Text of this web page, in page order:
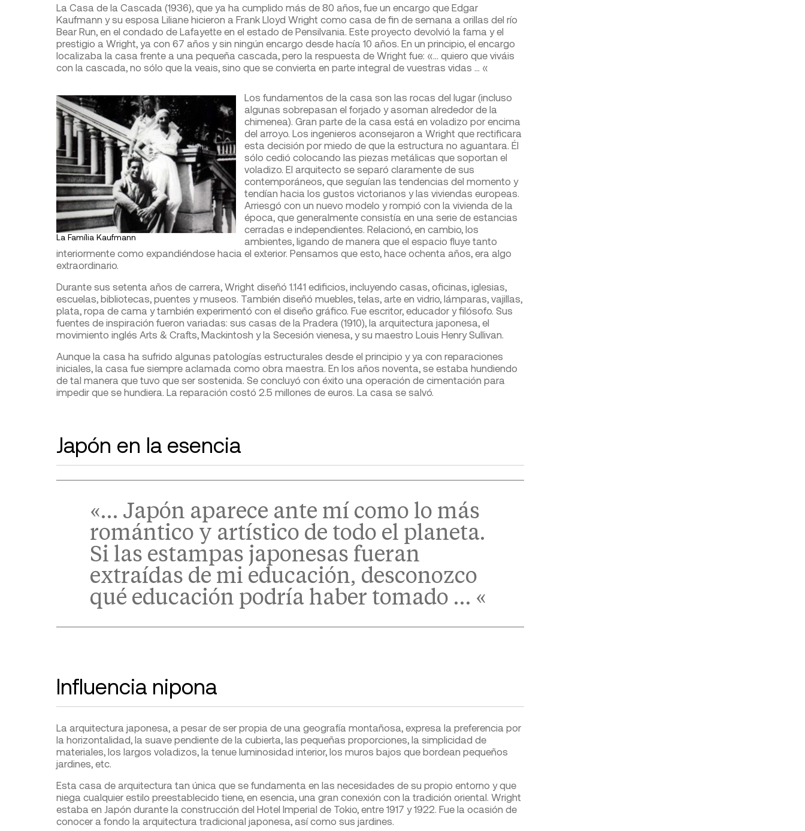
La Casa de la Cascada (1936), que ya ha cumplido más de 80 años, fue un encargo que Edgar
Kaufmann y su esposa Liliane hicieron a Frank Lloyd Wright como casa de fin de semana a orillas del río
Bear Run, en el condado de Lafayette en el estado de Pensilvania. Este proyecto devolvió la fama y el
prestigio a Wright, ya con 67 años y sin ningún encargo desde hacía 10 años. En un principio, el encargo
localizaba la casa frente a una pequeña cascada, pero la respuesta de Wright fue: «… quiero que viváis
con la cascada, no sólo que la veais, sino que se convierta en parte integral de vuestras vidas … «
La Família Kaufmann
Los fundamentos de la casa son las rocas del lugar (incluso
algunas sobrepasan el forjado y asoman alrededor de la
chimenea). Gran parte de la casa está en voladizo por encima
del arroyo. Los ingenieros aconsejaron a Wright que rectificara
esta decisión por miedo de que la estructura no aguantara. Él
sólo cedió colocando las piezas metálicas que soportan el
voladizo. El arquitecto se separó claramente de sus
contemporáneos, que seguían las tendencias del momento y
tendían hacia los gustos victorianos y las viviendas europeas.
Arriesgó con un nuevo modelo y rompió con la vivienda de la
época, que generalmente consistía en una serie de estancias
cerradas e independientes. Relacionó, en cambio, los
ambientes, ligando de manera que el espacio fluye tanto
interiormente como expandiéndose hacia el exterior. Pensamos que esto, hace ochenta años, era algo
extraordinario.
Durante sus setenta años de carrera, Wright diseñó 1.141 edificios, incluyendo casas, oficinas, iglesias,
escuelas, bibliotecas, puentes y museos. También diseñó muebles, telas, arte en vidrio, lámparas, vajillas,
plata, ropa de cama y también experimentó con el diseño gráfico. Fue escritor, educador y filósofo. Sus
fuentes de inspiración fueron variadas: sus casas de la Pradera (1910), la arquitectura japonesa, el
movimiento inglés Arts & Crafts, Mackintosh y la Secesión vienesa, y su maestro Louis Henry Sullivan.
Aunque la casa ha sufrido algunas patologías estructurales desde el principio y ya con reparaciones
iniciales, la casa fue siempre aclamada como obra maestra. En los años noventa, se estaba hundiendo
de tal manera que tuvo que ser sostenida. Se concluyó con éxito una operación de cimentación para
impedir que se hundiera. La reparación costó 2.5 millones de euros. La casa se salvó.
Japón en la esencia
«… Japón aparece ante mí como lo más
romántico y artístico de todo el planeta.
Si las estampas japonesas fueran
extraídas de mi educación, desconozco
qué educación podría haber tomado … «
Influencia nipona
La arquitectura japonesa, a pesar de ser propia de una geografía montañosa, expresa la preferencia por
la horizontalidad, la suave pendiente de la cubierta, las pequeñas proporciones, la simplicidad de
materiales, los largos voladizos, la tenue luminosidad interior, los muros bajos que bordean pequeños
jardines, etc.
Esta casa de arquitectura tan única que se fundamenta en las necesidades de su propio entorno y que
niega cualquier estilo preestablecido tiene, en esencia, una gran conexión con la tradición oriental. Wright
estaba en Japón durante la construcción del Hotel Imperial de Tokio, entre 1917 y 1922. Fue la ocasión de
conocer a fondo la arquitectura tradicional japonesa, así como sus jardines.